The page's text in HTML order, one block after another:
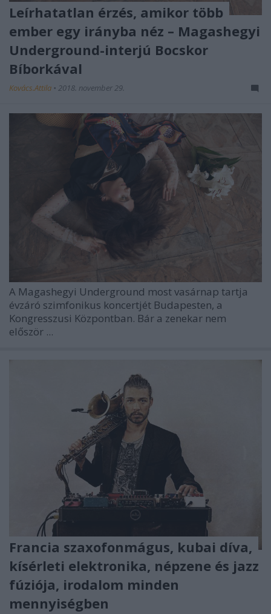
Leírhatatlan érzés, amikor több
ember egy irányba néz – Magashegyi
Underground-interjú Bocskor
Bíborkával
Kovács.Attila • 2018. november 29.
A Magashegyi Underground most vasárnap tartja
évzáró szimfonikus koncertjét Budapesten, a
Kongresszusi Központban. Bár a zenekar nem
először ...
Francia szaxofonmágus, kubai díva,
kísérleti elektronika, népzene és jazz
fúziója, irodalom minden
mennyiségben